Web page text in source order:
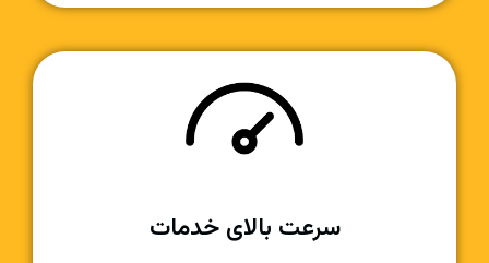
سرعت بالای خدمات